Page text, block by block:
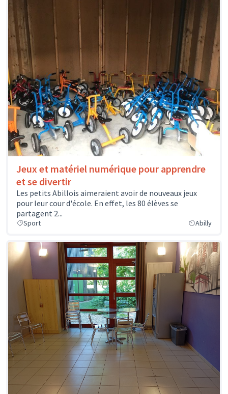
Jeux et matériel numérique pour apprendre
et se divertir
Les petits Abillois aimeraient avoir de nouveaux jeux
pour leur cour d'école. En effet, les 80 élèves se
partagent 2...
Sport Abilly